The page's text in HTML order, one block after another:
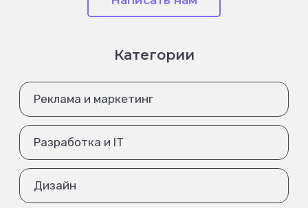
Категории
Реклама и маркетинг
Разработка и IT
Дизайн